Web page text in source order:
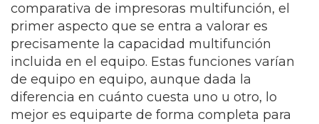
comparativa de impresoras multifunción, el
primer aspecto que se entra a valorar es
precisamente la capacidad multifunción
incluida en el equipo. Estas funciones varían
de equipo en equipo, aunque dada la
diferencia en cuánto cuesta uno u otro, lo
mejor es equiparte de forma completa para